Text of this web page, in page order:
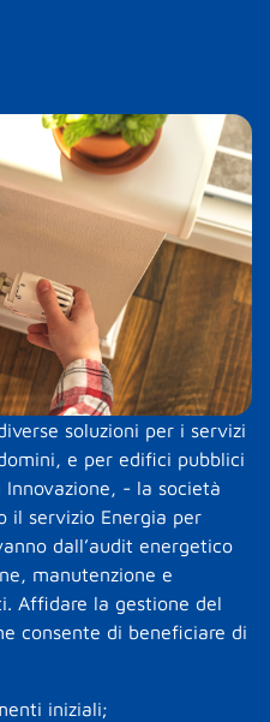
soluzioni per i servizi
e per edifici pubblici
- la società
il servizio Energia per
dall’audit energetico
manutenzione e
Affidare la gestione del
consente di beneficiare di
iniziali;